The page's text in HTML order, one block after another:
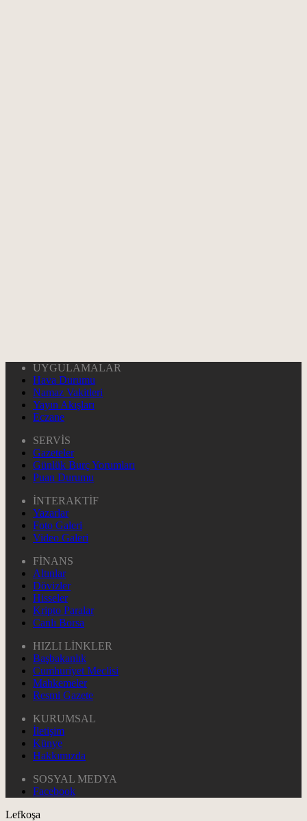
UYGULAMALAR
Hava Durumu
Namaz Vakitleri
Yayın Akışları
Eczane
SERVİS
Gazeteler
Günlük Burç Yorumları
Puan Durumu
İNTERAKTİF
Yazarlar
Foto Galeri
Video Galeri
FİNANS
Altınlar
Dövizler
Hisseler
Kripto Paralar
Canlı Borsa
HIZLI LİNKLER
Başbakanlık
Cumhuriyet Meclisi
Mahkemeler
Resmi Gazete
KURUMSAL
İletişim
Künye
Hakkımızda
SOSYAL MEDYA
Facebook
Lefkoşa